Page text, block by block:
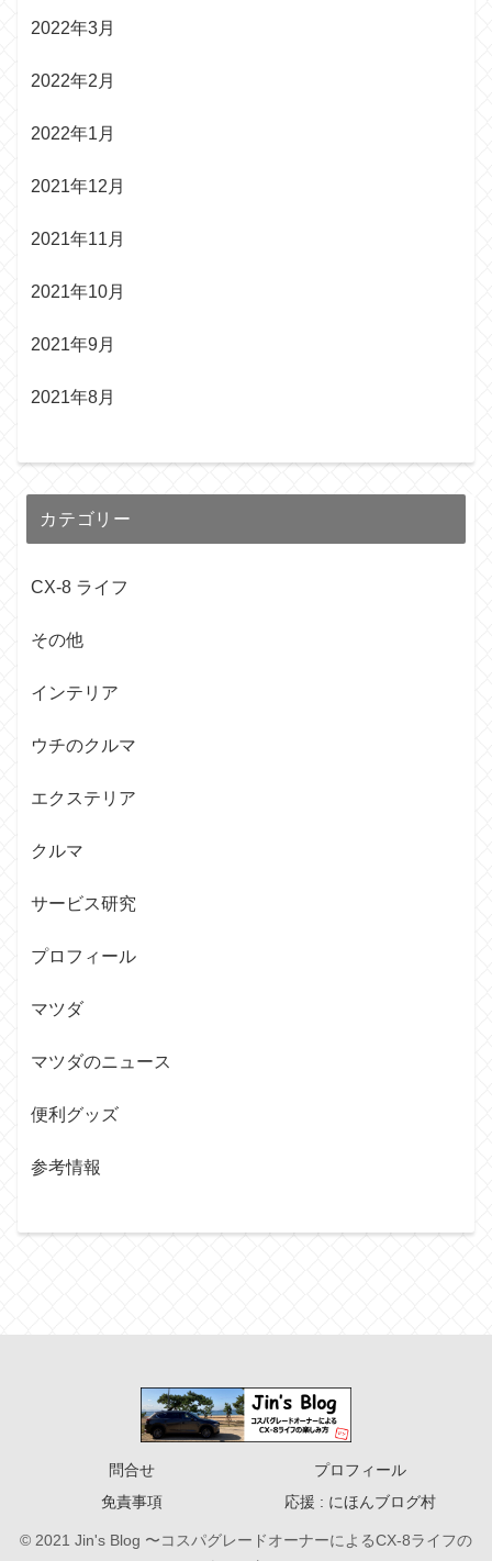
2022年3月
2022年2月
2022年1月
2021年12月
2021年11月
2021年10月
2021年9月
2021年8月
カテゴリー
CX-8 ライフ
その他
インテリア
ウチのクルマ
エクステリア
クルマ
サービス研究
プロフィール
マツダ
マツダのニュース
便利グッズ
参考情報
問合せ
プロフィール
免責事項
応援 : にほんブログ村
© 2021 Jin's Blog 〜コスパグレードオーナーによるCX-8ライフの